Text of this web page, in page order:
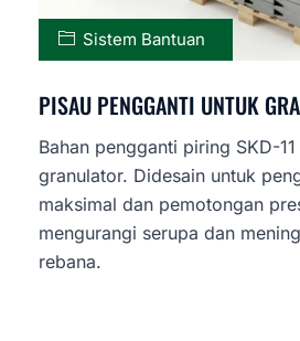
Sistem Bantuan
PISAU PENGGANTI UNTUK
Bahan pengganti piring SKD-
granulator. Didesain untuk
maksimal dan pemotongan
mengurangi serupa dan
rebana.